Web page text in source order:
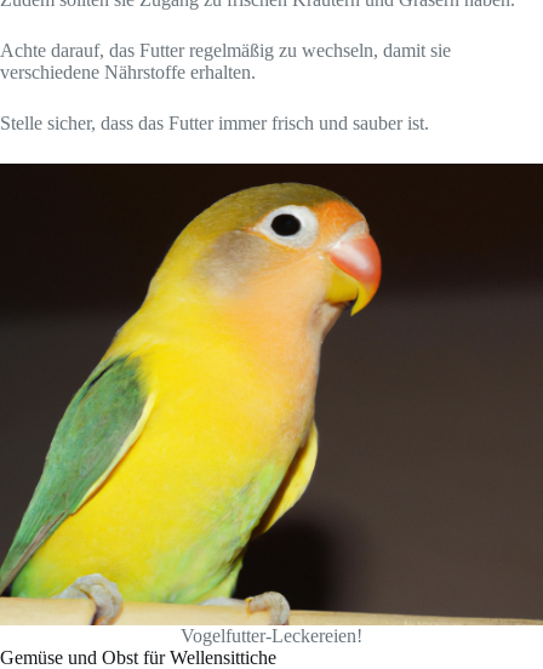
Achte darauf, das Futter regelmäßig zu wechseln, damit sie
verschiedene Nährstoffe erhalten.
Stelle sicher, dass das Futter immer frisch und sauber ist.
Vogelfutter-Leckereien!
Gemüse und Obst für Wellensittiche